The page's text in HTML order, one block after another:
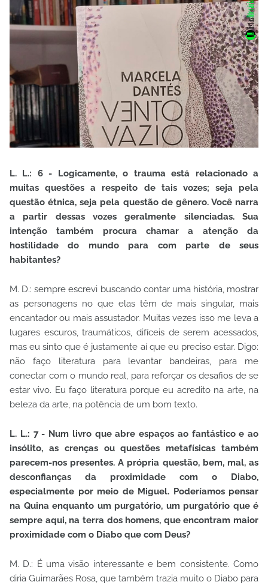
L. L.: 6 - Logicamente, o trauma está relacionado a
muitas questões a respeito de tais vozes; seja pela
questão étnica, seja pela questão de gênero. Você narra
a partir dessas vozes geralmente silenciadas. Sua
intenção também procura chamar a atenção da
hostilidade do mundo para com parte de seus
habitantes?
M. D.: sempre escrevi buscando contar uma história, mostrar
as personagens no que elas têm de mais singular, mais
encantador ou mais assustador. Muitas vezes isso me leva a
lugares escuros, traumáticos, difíceis de serem acessados,
mas eu sinto que é justamente aí que eu preciso estar. Digo:
não faço literatura para levantar bandeiras, para me
conectar com o mundo real, para reforçar os desafios de se
estar vivo. Eu faço literatura porque eu acredito na arte, na
beleza da arte, na potência de um bom texto.
L. L.: 7 - Num livro que abre espaços ao fantástico e ao
insólito, as crenças ou questões metafísicas também
parecem-nos presentes. A própria questão, bem, mal, as
desconfianças da proximidade com o Diabo,
especialmente por meio de Miguel. Poderíamos pensar
na Quina enquanto um purgatório, um purgatório que é
sempre aqui, na terra dos homens, que encontram maior
proximidade com o Diabo que com Deus?
M. D.: É uma visão interessante e bem consistente. Como
diria Guimarães Rosa, que também trazia muito o Diabo para